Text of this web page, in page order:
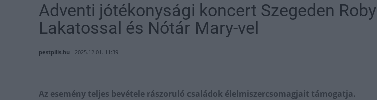
Adventi jótékonysági koncert Szegeden Roby
Lakatossal és Nótár Mary-vel
pestpilis.hu 2025.12.01. 11:39
Az esemény teljes bevétele rászoruló családok élelmiszercsomagjait támogatja.